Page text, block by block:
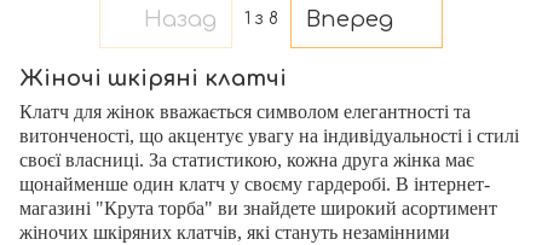
Назад 1 з 8 Вперед
Жіночі шкіряні клатчі
Клатч для жінок вважається символом елегантності та
витонченості, що акцентує увагу на індивідуальності і стилі
своєї власниці. За статистикою, кожна друга жінка має
щонайменше один клатч у своєму гардеробі. В інтернет-
магазині "Крута торба" ви знайдете широкий асортимент
жіночих шкіряних клатчів, які стануть незамінними